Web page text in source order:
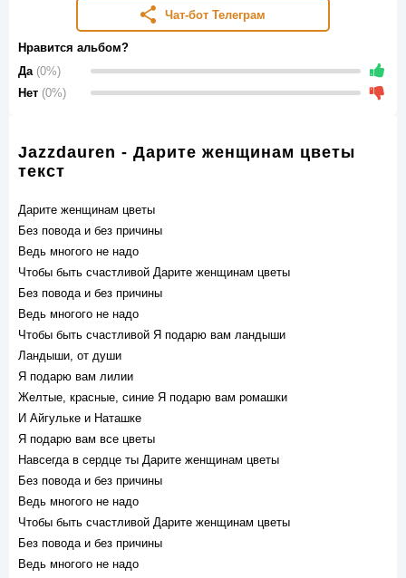
Чат-бот Телеграм
Нравится альбом?
Да (0%)
Нет (0%)
Jazzdauren - Дарите женщинам цветы
текст
Дарите женщинам цветы
Без повода и без причины
Ведь многого не надо
Чтобы быть счастливой Дарите женщинам цветы
Без повода и без причины
Ведь многого не надо
Чтобы быть счастливой Я подарю вам ландыши
Ландыши, от души
Я подарю вам лилии
Желтые, красные, синие Я подарю вам ромашки
И Айгульке и Наташке
Я подарю вам все цветы
Навсегда в сердце ты Дарите женщинам цветы
Без повода и без причины
Ведь многого не надо
Чтобы быть счастливой Дарите женщинам цветы
Без повода и без причины
Ведь многого не надо